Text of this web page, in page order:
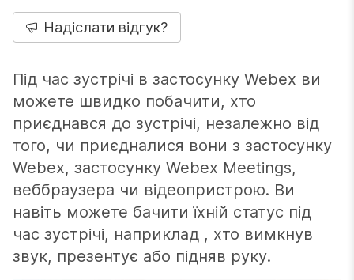
Надіслати відгук?
Під час зустрічі в застосунку Webex ви
можете швидко побачити, хто
приєднався до зустрічі, незалежно від
того, чи приєдналися вони з застосунку
Webex, застосунку Webex Meetings,
веббраузера чи відеопристрою. Ви
навіть можете бачити їхній статус під
час зустрічі, наприклад , хто вимкнув
звук, презентує або підняв руку.